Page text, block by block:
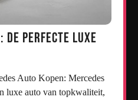
De Perfecte Luxe
luxe auto van topkwaliteit,